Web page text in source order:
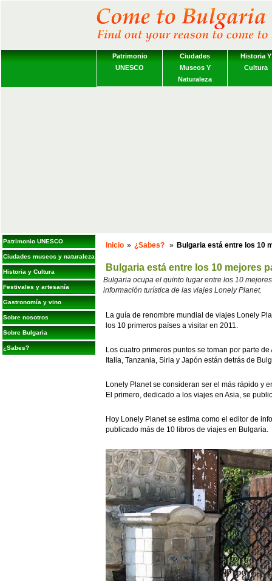
Patrimonio
UNESCO
Ciudades
Museos Y
Naturaleza
Historia Y
Cultura
Patrimonio UNESCO
Ciudades museos y naturaleza
Historia y Cultura
Festivales y artesanía
Gastronomía y vino
Sobre nosotros
Sobre Bulgaria
¿Sabes?
Inicio » ¿Sabes? » Bulgaria está entre los 10
Bulgaria está entre los 10 mejores
Bulgaria ocupa el quinto lugar entre los 10
información turística de las viajes Lonely Planet.
La guía de renombre mundial de viajes Lonely
los 10 primeros países a visitar en 2011.
Los cuatro primeros puntos se toman por parte
Italia, Tanzania, Siria y Japón están detrás de
Lonely Planet se consideran ser el más rápido y
El primero, dedicado a los viajes en Asia, se
Hoy Lonely Planet se estima como el editor de
publicado más de 10 libros de viajes en Bulgaria.